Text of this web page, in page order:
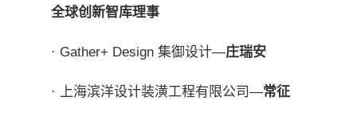
全球创新智库理事
· Gather+ Design 集御设计—庄瑞安
· 上海滨洋设计装潢工程有限公司—常征